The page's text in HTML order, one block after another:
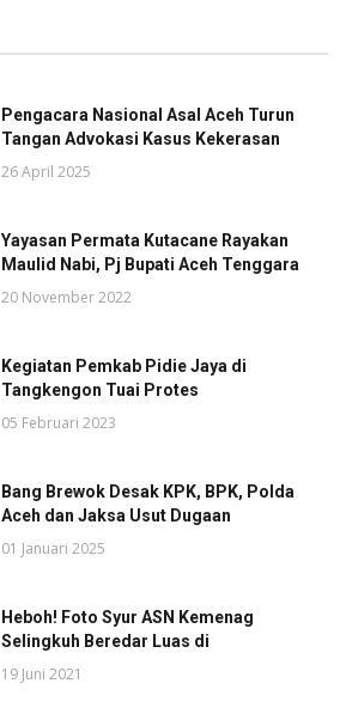
Pengacara Nasional Asal Aceh Turun
Tangan Advokasi Kasus Kekerasan
26 April 2025
Yayasan Permata Kutacane Rayakan
Maulid Nabi, Pj Bupati Aceh Tenggara
20 November 2022
Kegiatan Pemkab Pidie Jaya di
Tangkengon Tuai Protes
05 Februari 2023
Bang Brewok Desak KPK, BPK, Polda
Aceh dan Jaksa Usut Dugaan
01 Januari 2025
Heboh! Foto Syur ASN Kemenag
Selingkuh Beredar Luas di
19 Juni 2021